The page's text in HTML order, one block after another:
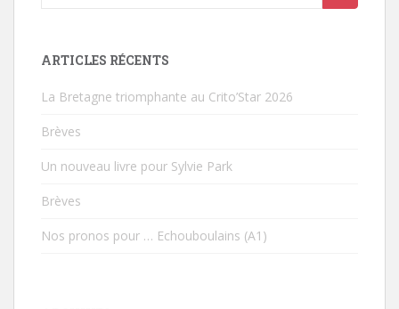
ARTICLES RÉCENTS
La Bretagne triomphante au Crito’Star 2026
Brèves
Un nouveau livre pour Sylvie Park
Brèves
Nos pronos pour … Echouboulains (A1)